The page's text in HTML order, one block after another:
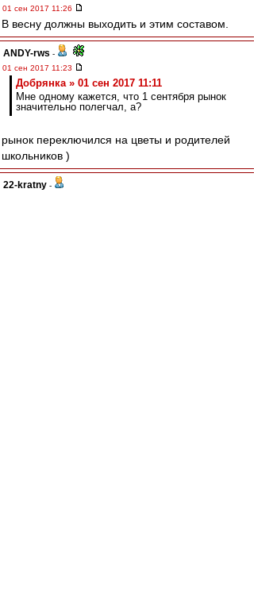
01 сен 2017 11:26
В весну должны выходить и этим составом.
ANDY-rws -
01 сен 2017 11:23
Добрянка » 01 сен 2017 11:11
Мне одному кажется, что 1 сентября рынок
значительно полегчал, а?
рынок переключился на цветы и родителей
школьников )
22-kratny -